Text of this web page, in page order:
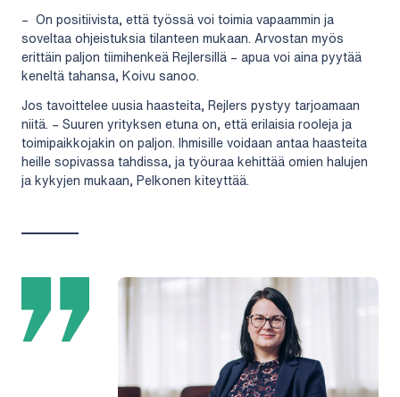
– On positiivista, että työssä voi toimia vapaammin ja
soveltaa ohjeistuksia tilanteen mukaan. Arvostan myös
erittäin paljon tiimihenkeä Rejlersillä – apua voi aina pyytää
keneltä tahansa, Koivu sanoo.
Jos tavoittelee uusia haasteita, Rejlers pystyy tarjoamaan
niitä. – Suuren yrityksen etuna on, että erilaisia rooleja ja
toimipaikkojakin on paljon. Ihmisille voidaan antaa haasteita
heille sopivassa tahdissa, ja työuraa kehittää omien halujen
ja kykyjen mukaan, Pelkonen kiteyttää.